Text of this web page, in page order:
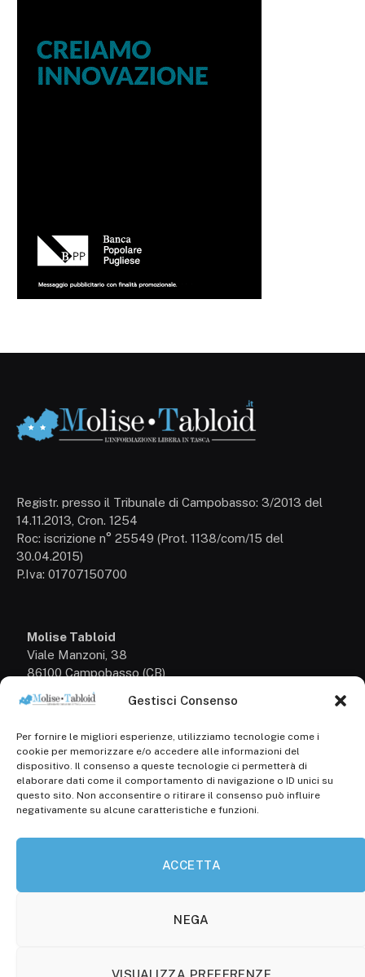
Gestisci Consenso
Per fornire le migliori esperienze, utilizziamo tecnologie come i
cookie per memorizzare e/o accedere alle informazioni del
dispositivo. Il consenso a queste tecnologie ci permetterà di
elaborare dati come il comportamento di navigazione o ID unici su
questo sito. Non acconsentire o ritirare il consenso può influire
negativamente su alcune caratteristiche e funzioni.
ACCETTA
NEGA
VISUALIZZA PREFERENZE
Registr. presso il Tribunale di Campobasso: 3/2013 del
14.11.2013, Cron. 1254
Roc: iscrizione n° 25549 (Prot. 1138/com/15 del
30.04.2015)
P.Iva: 01707150700
Molise Tabloid
Viale Manzoni, 38
86100 Campobasso (CB)
+39 3333169466
Scrivici a:
info@molisetabloid.it
commerciale@molisetabloid.it
Disclaimer